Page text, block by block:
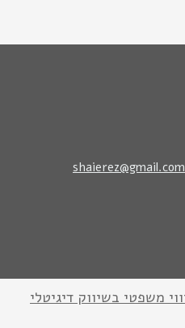
shaierez@gmail.com